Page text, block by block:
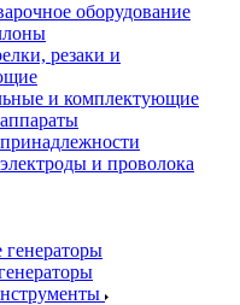
оборудование
резаки и
и комплектующие
и проволока